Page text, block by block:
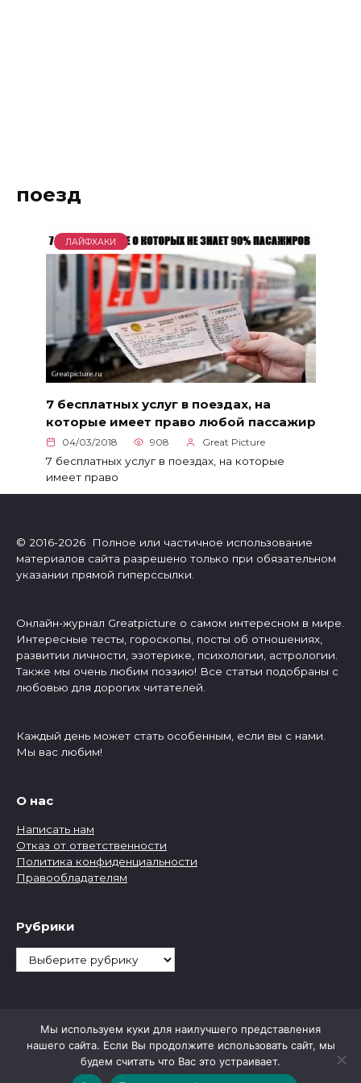
поезд
ЛАЙФХАКИ
7 бесплатных услуг в поездах, на
которые имеет право любой пассажир
04/03/2018 908 Great Picture
7 бесплатных услуг в поездах, на которые
имеет право
© 2016-2026 Полное или частичное использование
материалов сайта разрешено только при обязательном
указании прямой гиперссылки.
Онлайн-журнал Greatpicture о самом интересном в мире.
Интересные тесты, гороскопы, посты об отношениях,
развитии личности, эзотерике, психологии, астрологии.
Также мы очень любим поэзию! Все статьи подобраны с
любовью для дорогих читателей.
Каждый день может стать особенным, если вы с нами.
Мы вас любим!
О нас
Написать нам
Отказ от ответственности
Политика конфиденциальности
Правообладателям
Рубрики
Рубрики
Мы используем куки для наилучшего представления
нашего сайта. Если Вы продолжите использовать сайт, мы
будем считать что Вас это устраивает.